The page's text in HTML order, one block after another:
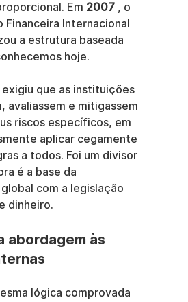
Em 2007 , o
Financeira Internacional
a estrutura baseada
hoje.
exigiu que as instituições
avaliassem e mitigassem
riscos específicos, em
aplicar cegamente
a todos. Foi um divisor
é a base da
com a legislação
dinheiro.
abordagem às
lógica comprovada